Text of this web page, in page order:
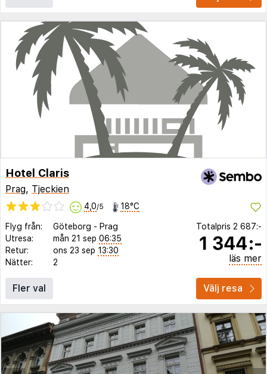
Hotel Claris
Prag, Tjeckien
4,0/5 18°C
Flyg från: Göteborg - Prag
Utresa:
mån 21 sep 06:35
Retur:
ons 23 sep 13:30
Nätter:
2
Totalpris 2 687:-
1 344:-
läs mer
Fler val Välj resa